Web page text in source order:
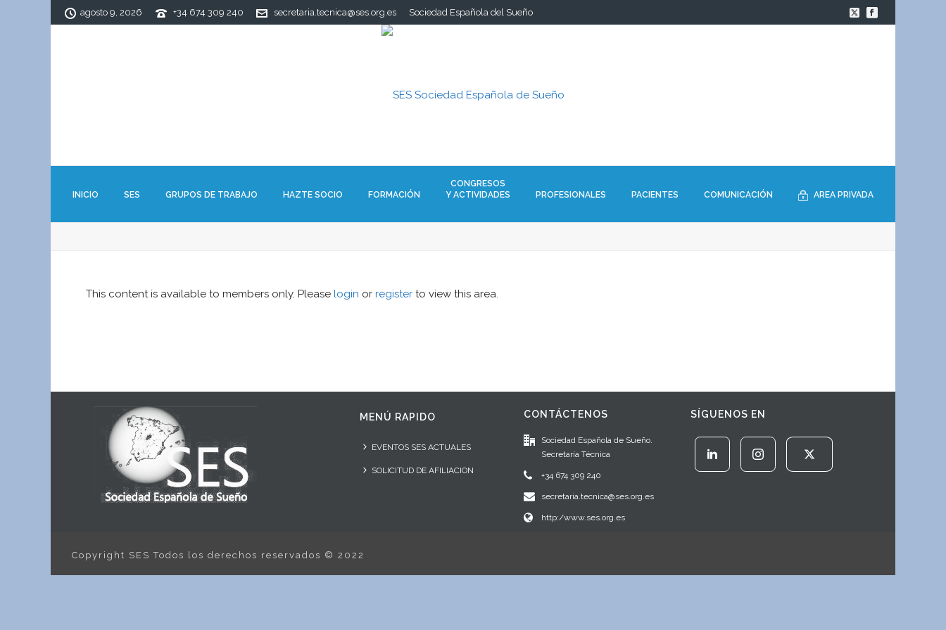
agosto 9, 2026 +34 674 309 240 secretaria.tecnica@ses.org.es Sociedad Española del Sueño
INICIO SES GRUPOS DE TRABAJO HAZTE SOCIO FORMACIÓN
CONGRESOS
Y ACTIVIDADES
PROFESIONALES PACIENTES COMUNICACIÓN AREA PRIVADA
This content is available to members only. Please login or register to view this area.
MENÚ RAPIDO
EVENTOS SES ACTUALES
SOLICITUD DE AFILIACION
CONTÁCTENOS
Sociedad Española de Sueño.
Secretaría Técnica
+34 674 309 240
secretaria.tecnica@ses.org.es
http:/www.ses.org.es
SÍGUENOS EN
Copyright SES Todos los derechos reservados © 2022